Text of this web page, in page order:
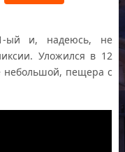
ый и, надеюсь, не
Уложился в 12
небольшой, пещера с